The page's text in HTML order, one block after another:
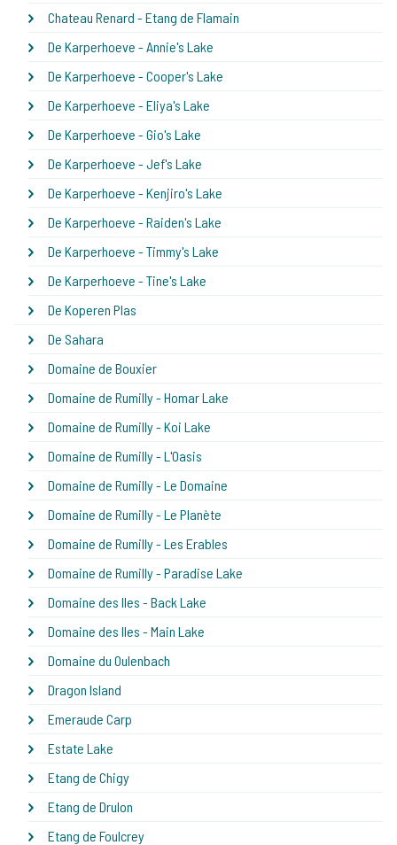
Chateau Renard - Etang de Flamain
De Karperhoeve - Annie's Lake
De Karperhoeve - Cooper's Lake
De Karperhoeve - Eliya's Lake
De Karperhoeve - Gio's Lake
De Karperhoeve - Jef's Lake
De Karperhoeve - Kenjiro's Lake
De Karperhoeve - Raiden's Lake
De Karperhoeve - Timmy's Lake
De Karperhoeve - Tine's Lake
De Koperen Plas
De Sahara
Domaine de Bouxier
Domaine de Rumilly - Homar Lake
Domaine de Rumilly - Koi Lake
Domaine de Rumilly - L'Oasis
Domaine de Rumilly - Le Domaine
Domaine de Rumilly - Le Planète
Domaine de Rumilly - Les Erables
Domaine de Rumilly - Paradise Lake
Domaine des Iles - Back Lake
Domaine des Iles - Main Lake
Domaine du Oulenbach
Dragon Island
Emeraude Carp
Estate Lake
Etang de Chigy
Etang de Drulon
Etang de Foulcrey